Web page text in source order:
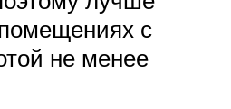
с
не менее